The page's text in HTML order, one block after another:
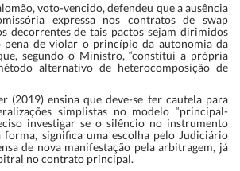
voto-vencido, defendeu que a ausência
expressa nos contratos de swap
decorrentes de tais pactos sejam dirimidos
pena de violar o princípio da autonomia da
segundo o Ministro, “constitui a própria
alternativo de heterocomposição de
(2019) ensina que deve-se ter cautela para
simplistas no modelo “principal-
investigar se o silêncio no instrumento
forma, significa uma escolha pelo Judiciário
de nova manifestação pela arbitragem, já
no contrato principal.